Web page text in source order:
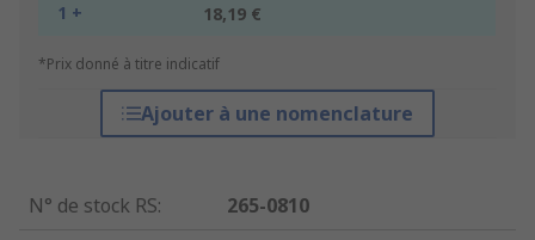
1 + 18,19 €
*Prix donné à titre indicatif
Ajouter à une nomenclature
N° de stock RS:
265-0810